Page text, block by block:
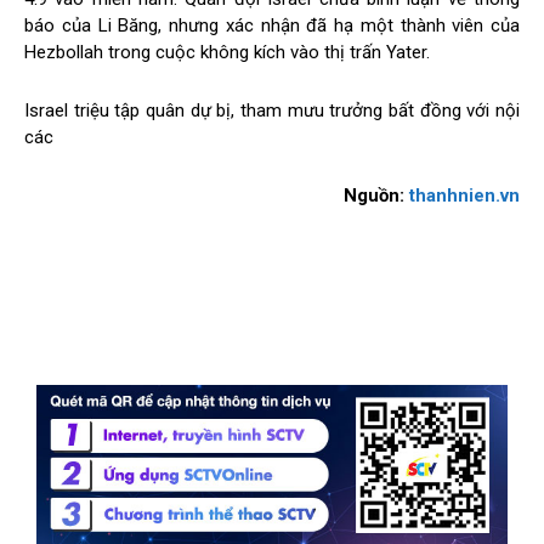
báo của Li Băng, nhưng xác nhận đã hạ một thành viên của
Hezbollah trong cuộc không kích vào thị trấn Yater.
Israel triệu tập quân dự bị, tham mưu trưởng bất đồng với nội
các
Nguồn:thanhnien.vn